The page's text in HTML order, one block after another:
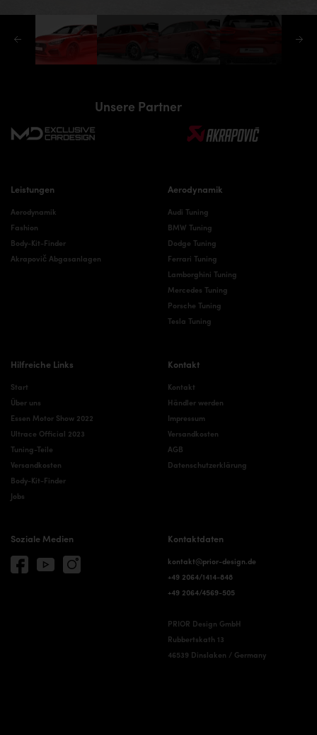
Unsere Partner
Leistungen
Aerodynamik
Fashion
Body-Kit-Finder
Akrapovič Abgasanlagen
Aerodynamik
Audi Tuning
BMW Tuning
Dodge Tuning
Ferrari Tuning
Lamborghini Tuning
Mercedes Tuning
Porsche Tuning
Tesla Tuning
Hilfreiche Links
Start
Über uns
Essen Motor Show 2022
Ultrace Official 2023
Tuning-Teile
Versandkosten
Body-Kit-Finder
Jobs
Kontakt
Kontakt
Händler werden
Impressum
Versandkosten
AGB
Datenschutzerklärung
Soziale Medien Kontaktdaten
kontakt@prior-design.de
+49 2064/1414-848
+49 2064/4569-505
PRIOR Design GmbH
Rubbertskath 13
46539 Dinslaken / Germany